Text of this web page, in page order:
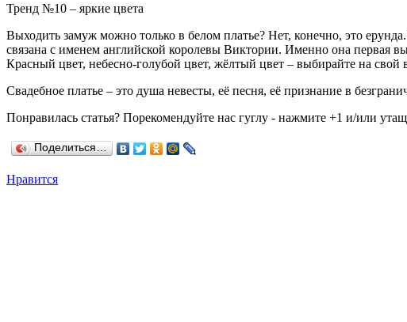
Тренд №10 – яркие цвета
Выходить замуж можно только в белом платье? Нет, конечно, это
связана с именем английской королевы Виктории. Именно она первая
Красный цвет, небесно-голубой цвет, жёлтый цвет – выбирайте на свой
Свадебное платье – это душа невесты, её песня, её признание в
Понравилась статья? Порекомендуйте нас гуглу - нажмите +1 и/или
Поделиться…
Нравится